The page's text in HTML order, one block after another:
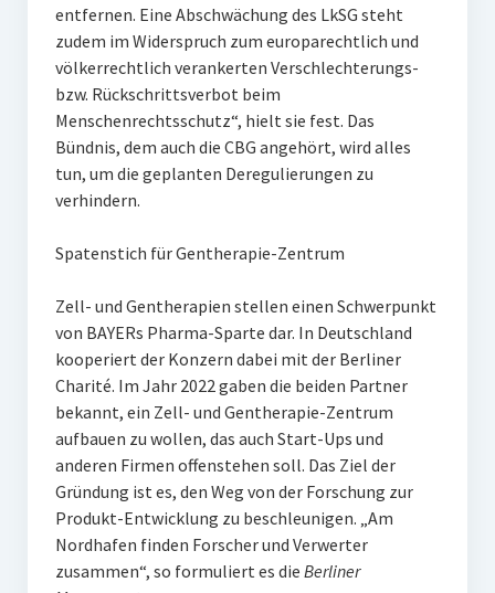
entfernen. Eine Abschwächung des LkSG steht
zudem im Widerspruch zum europarechtlich und
völkerrechtlich verankerten Verschlechterungs-
bzw. Rückschrittsverbot beim
Menschenrechtsschutz“, hielt sie fest. Das
Bündnis, dem auch die CBG angehört, wird alles
tun, um die geplanten Deregulierungen zu
verhindern.
Spatenstich für Gentherapie-Zentrum
Zell- und Gentherapien stellen einen Schwerpunkt
von BAYERs Pharma-Sparte dar. In Deutschland
kooperiert der Konzern dabei mit der Berliner
Charité. Im Jahr 2022 gaben die beiden Partner
bekannt, ein Zell- und Gentherapie-Zentrum
aufbauen zu wollen, das auch Start-Ups und
anderen Firmen offenstehen soll. Das Ziel der
Gründung ist es, den Weg von der Forschung zur
Produkt-Entwicklung zu beschleunigen. „Am
Nordhafen finden Forscher und Verwerter
zusammen“, so formuliert es die Berliner